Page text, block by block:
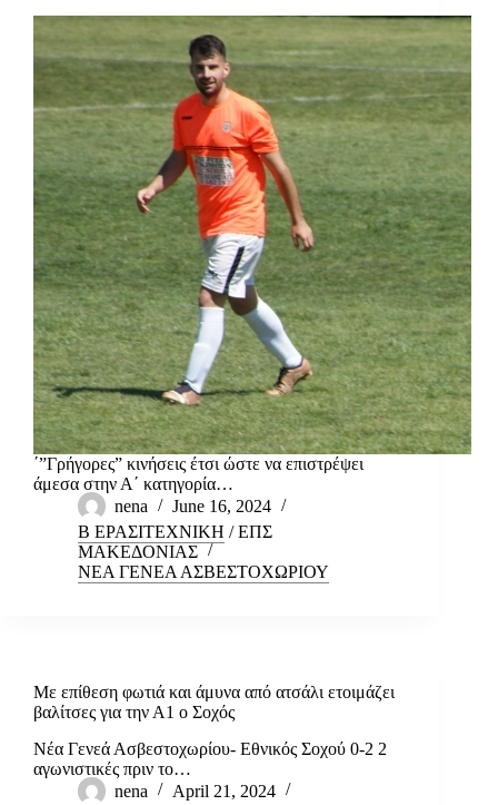
΄”Γρήγορες” κινήσεις έτσι ώστε να επιστρέψει
άμεσα στην Α΄ κατηγορία…
nena
June 16, 2024
Β ΕΡΑΣΙΤΕΧΝΙΚΗ /ΕΠΣ
ΜΑΚΕΔΟΝΙΑΣ
ΝΕΑ ΓΕΝΕΑ ΑΣΒΕΣΤΟΧΩΡΙΟΥ
Με επίθεση φωτιά και άμυνα από ατσάλι ετοιμάζει
βαλίτσες για την Α1 ο Σοχός
Νέα Γενεά Ασβεστοχωρίου- Εθνικός Σοχού 0-2 2
αγωνιστικές πριν το…
nena
April 21, 2024